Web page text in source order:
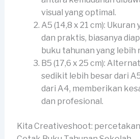
visual yang optimal.
A5 (14,8 x 21 cm):
dan praktis, biasanya
buku tahunan yang lebih
B5 (17,6 x 25 cm):
sedikit lebih besar dari
dari A4, memberikan
dan profesional.
Kita Creativeshoot: